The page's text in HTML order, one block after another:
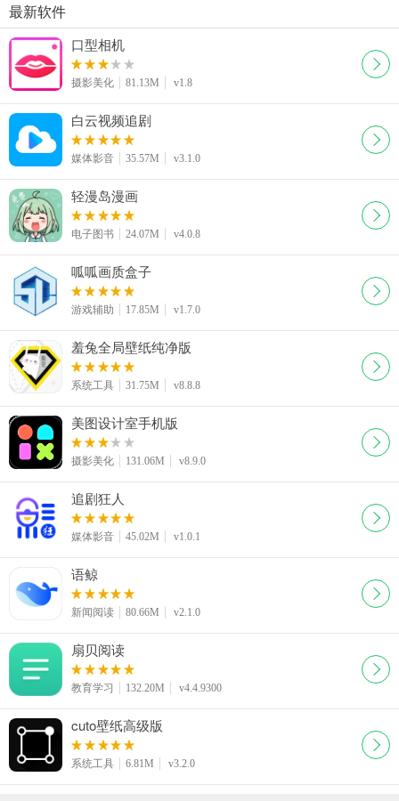
最新软件
口型相机
摄影美化 81.13M v1.8
白云视频追剧
媒体影音 35.57M v3.1.0
轻漫岛漫画
电子图书 24.07M v4.0.8
呱呱画质盒子
游戏辅助 17.85M v1.7.0
羞兔全局壁纸纯净版
系统工具 31.75M v8.8.8
美图设计室手机版
摄影美化 131.06M v8.9.0
追剧狂人
媒体影音 45.02M v1.0.1
语鲸
新闻阅读 80.66M v2.1.0
扇贝阅读
教育学习 132.20M v4.4.9300
cuto壁纸高级版
系统工具 6.81M v3.2.0